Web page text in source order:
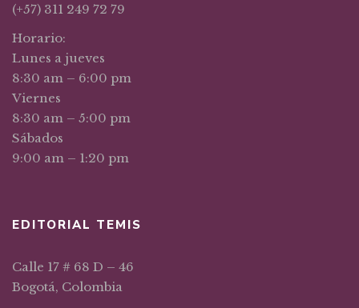
(+57) 311 249 72 79
Horario:
Lunes a jueves
8:30 am – 6:00 pm
Viernes
8:30 am – 5:00 pm
Sábados
9:00 am – 1:20 pm
EDITORIAL TEMIS
Calle 17 # 68 D – 46
Bogotá, Colombia